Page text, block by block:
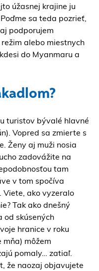
úžasnej krajine ju
sa teda pozrieť,
podporujem
alebo miestnych
do Myanmaru a
turistov bývalé hlavné
Vopred sa zmierte s
Ženy aj muži nosia
zadovážite na
tam
v tom spočíva
ako vyzeralo
Tak ako dnešný
od skúsených
hranice v roku
môžem
pomaly… zatiaľ.
že naozaj objavujete